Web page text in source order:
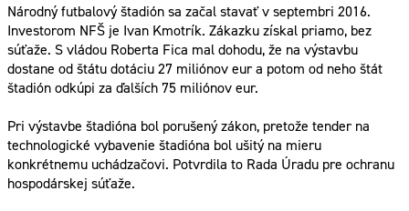
Národný futbalový štadión sa začal stavať v septembri 2016.
Investorom NFŠ je Ivan Kmotrík. Zákazku získal priamo, bez
súťaže. S vládou Roberta Fica mal dohodu, že na výstavbu
dostane od štátu dotáciu 27 miliónov eur a potom od neho štát
štadión odkúpi za ďalších 75 miliónov eur.
Pri výstavbe štadióna bol porušený zákon, pretože tender na
technologické vybavenie štadióna bol ušitý na mieru
konkrétnemu uchádzačovi. Potvrdila to Rada Úradu pre ochranu
hospodárskej súťaže.